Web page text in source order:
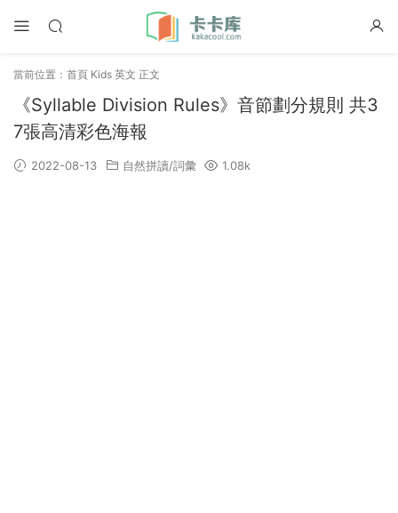
當前位置： 首頁 Kids 英文 正文
《Syllable Division Rules》音節劃分規則 共3
7張高清彩色海報
2022-08-13 自然拼讀/詞彙 1.08k